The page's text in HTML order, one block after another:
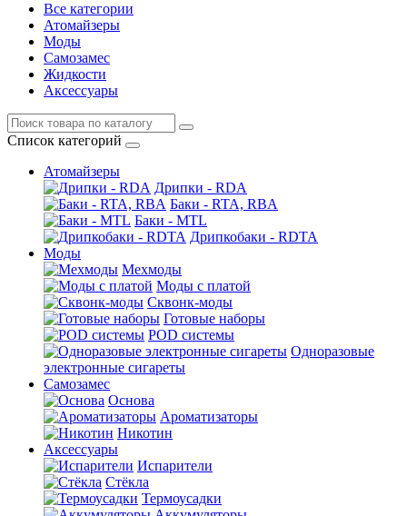
Все категории
Атомайзеры
Моды
Самозамес
Жидкости
Аксессуары
Список категорий
Атомайзеры
Дрипки - RDA
Баки - RTA, RBA
Баки - MTL
Дрипкобаки - RDTA
Моды
Мехмоды
Моды с платой
Сквонк-моды
Готовые наборы
POD системы
Одноразовые
электронные сигареты
Самозамес
Основа
Ароматизаторы
Никотин
Аксессуары
Испарители
Стёкла
Термоусадки